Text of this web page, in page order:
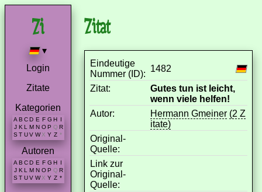
▾
Login
Zitate
Kategorien
A B C D E F G H I
J K L M N O P Q R
S T U V W X Y Z *
Autoren
A B C D E F G H
J K L M N O P Q R
S T U V W X Y Z *
Zitat
Eindeutige
Nummer (ID):
1482
Zitat:
Gutes tun ist leicht,
wenn viele helfen!
Autor:
Hermann Gmeiner (2 Z
itate)
Original-
Quelle:
Link zur
Original-
Quelle: